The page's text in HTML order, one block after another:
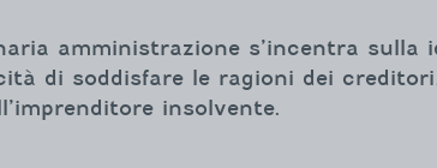
amministrazione s’incentra sulla
di soddisfare le ragioni dei
insolvente.